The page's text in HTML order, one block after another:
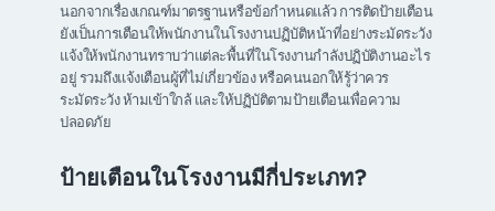
นอกจากเรื่องเกณฑ์มาตรฐานหรือข้อกำหนดแล้ว การติดป้ายเตือน
ยังเป็นการเตือนให้พนักงานในโรงงานปฏิบัติหน้าที่อย่างระมัดระวัง
แจ้งให้พนักงานทราบว่าแต่ละพื้นที่ในโรงงานกำลังปฏิบัติงานอะไร
อยู่ รวมถึงแจ้งเตือนผู้ที่ไม่เกี่ยวข้อง หรือคนนอกให้รู้ว่าควร
ระมัดระวัง ห้ามเข้าใกล้ และให้ปฏิบัติตามป้ายเตือนเพื่อความ
ปลอดภัย
ป้ายเตือนในโรงงานมีกี่ประเภท?